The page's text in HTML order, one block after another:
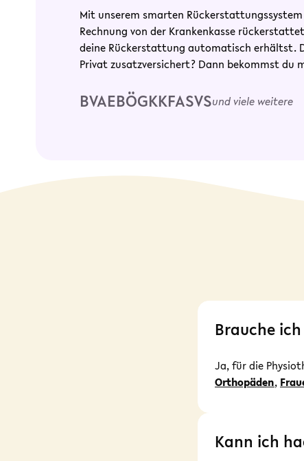
Mit unserem smarten
Rechnung von der Krankenkasse
deine Rückerstattung automatisch erhältst.
Privat zusatzversichert? Dann bekommst du
BVAEBÖGKKFASVSund viele weitere
Brauche
Ja, für die
Orthopäden,
Kann ich